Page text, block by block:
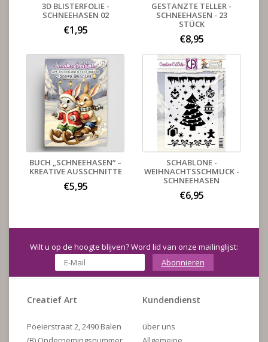
3D BLISTERFOLIE -
SCHNEEHASEN 02
€1,95
GESTANZTE TELLER -
SCHNEEHASEN - 23
STÜCK
€8,95
BUCH „SCHNEEHASEN“ –
KREATIVE AUSSCHNITTE
€5,95
SCHABLONE -
WEIHNACHTSSCHMUCK -
SCHNEEHASEN
€6,95
Wilt u op de hoogte blijven? Word lid van onze mailinglijst:
Abonnieren
Creatief Art
Poeierstraat 2, 2490 Balen
Kundendienst
über uns